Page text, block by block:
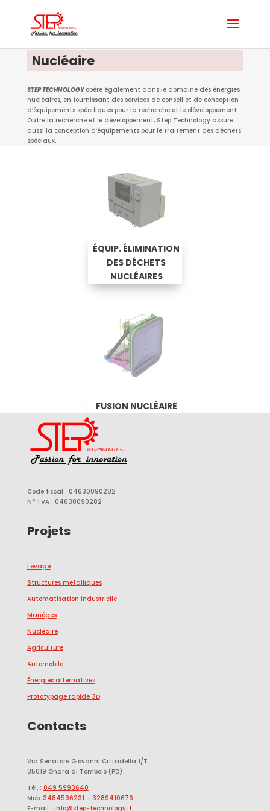
Nucléaire
STEP TECHNOLOGY opère également dans le domaine des énergies
nucléaires, en fournissant des services de conseil et de conception
d’équipements spécifiques pour la recherche et le développement.
Outre la recherche et le développement, Step Technology assure
aussi la conception d’équipements pour le traitement des déchets
spéciaux.
ÉQUIP. ÉLIMINATION
DES DÉCHETS
NUCLÉAIRES
FUSION NUCLÉAIRE
Code fiscal : 04630090282
N° TVA : 04630090282
Projets
Levage
Structures métalliques
Automatisation industrielle
Manèges
Nucléaire
Agriculture
Automobile
Énergies alternatives
Prototypage rapide 3D
Contacts
Via Senatore Giovanni Cittadella 1/T
35019 Onara di Tombolo (PD)
Tél. : 049 5993640
Mob. 3484596231 – 3289410676
E-mail : info@step-technology.it